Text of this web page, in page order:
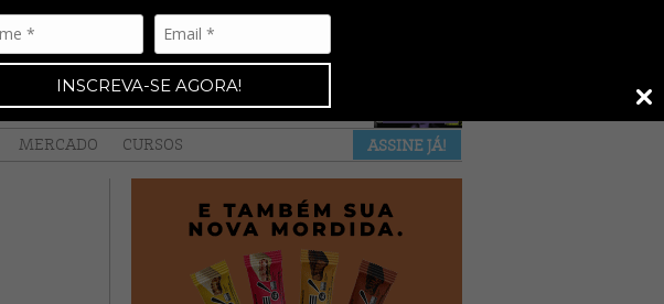
INSCREVA-SE AGORA!
•NAS BANCAS
MERCADO ASSINE JÁ!
CURSOS